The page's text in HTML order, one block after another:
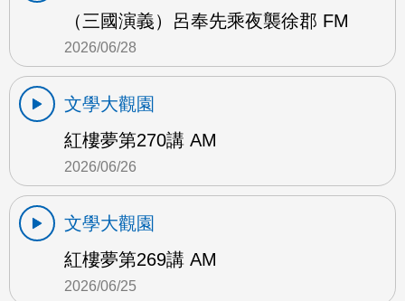
（三國演義）呂奉先乘夜襲徐郡 FM
2026/06/28
文學大觀園
紅樓夢第270講 AM
2026/06/26
文學大觀園
紅樓夢第269講 AM
2026/06/25